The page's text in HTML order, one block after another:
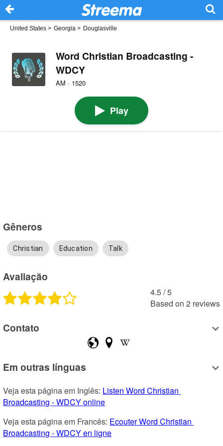
United States > Georgia > Douglasville
Word Christian Broadcasting -
WDCY
AM · 1520
Play
Gêneros
Christian Education Talk
Avaliação
4.5 /5
Based on 2 reviews
Contato
Em outras línguas
Veja esta página em Inglês: Listen Word Christian
Broadcasting - WDCY online
Veja esta página em Francês: Ecouter Word Christian
Broadcasting - WDCY en ligne